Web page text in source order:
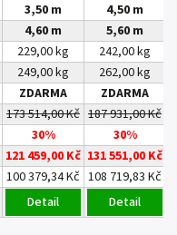
3,50 m
4,50 m
4,60 m
5,60 m
229,00 kg
242,00 kg
249,00 kg
262,00 kg
ZDARMA
ZDARMA
173 514,00 Kč 187 931,00 Kč
30%
30%
121 459,00 Kč 131 551,00 Kč
100 379,34 Kč 108 719,83 Kč
Detail Detail